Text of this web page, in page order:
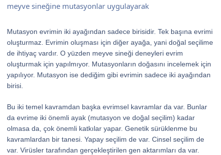
meyve sineğine mutasyonlar uygulayarak
Mutasyon evrimin iki ayağından sadece birisidir. Tek başına evrimi
oluşturmaz. Evrimin oluşması için diğer ayağa, yani doğal seçilime
de ihtiyaç vardır. O yüzden meyve sineği deneyleri evrim
oluşturmak için yapılmıyor. Mutasyonların doğasını incelemek için
yapılıyor. Mutasyon ise dediğim gibi evrimin sadece iki ayağından
birisi.
Bu iki temel kavramdan başka evrimsel kavramlar da var. Bunlar
da evrime iki önemli ayak (mutasyon ve doğal seçilim) kadar
olmasa da, çok önemli katkılar yapar. Genetik sürüklenme bu
kavramlardan bir tanesi. Yapay seçilim de var. Cinsel seçilim de
var. Virüsler tarafından gerçekleştirilen gen aktarımları da var.